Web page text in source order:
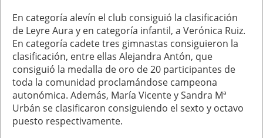
En categoría alevín el club consiguió la clasificación
de Leyre Aura y en categoría infantil, a Verónica Ruiz.
En categoría cadete tres gimnastas consiguieron la
clasificación, entre ellas Alejandra Antón, que
consiguió la medalla de oro de 20 participantes de
toda la comunidad proclamándose campeona
autonómica. Además, María Vicente y Sandra Mª
Urbán se clasificaron consiguiendo el sexto y octavo
puesto respectivamente.